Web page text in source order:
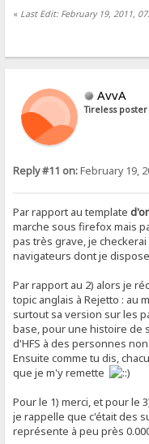
« Last Edit: February 19, 2011,
AvvA
Tireless poster
Reply #11 on:February 19,
Par rapport au template
marche sous firefox mais
pas très grave, je
navigateurs dont je
Par rapport au 2) alors je
topic anglais à Rejetto : au
surtout sa version sur les
base, pour une histoire de
d'HFS à des personnes
Ensuite comme tu dis,
que je m'y remette
Pour le 1) merci, et pour le
je rappelle que c'était des
représente à peu près